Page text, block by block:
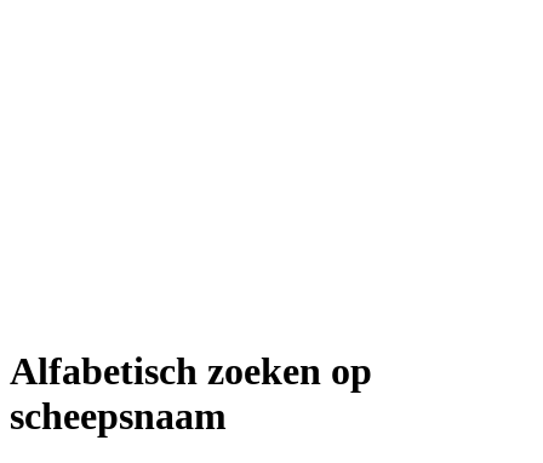
Alfabetisch zoeken op
scheepsnaam